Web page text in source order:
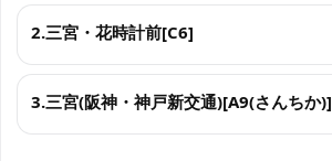
2.三宮・花時計前[C6]
3.三宮(阪神・神戸新交通)[A9(さんちか)]